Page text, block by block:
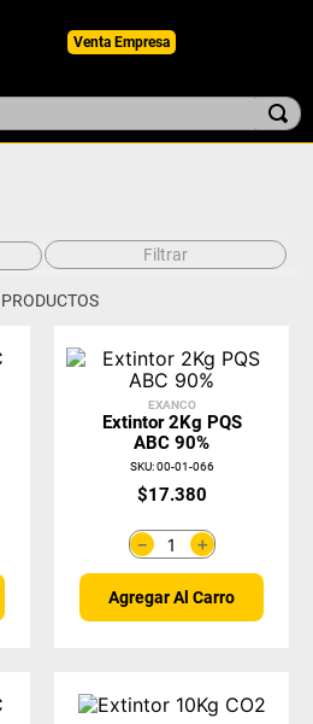
Venta Empresa
Filtrar
PRODUCTOS
EXANCO
Extintor 2Kg PQS
ABC 90%
SKU:00-01-066
$17.380
＋
－
Agregar Al Carro
5 casco